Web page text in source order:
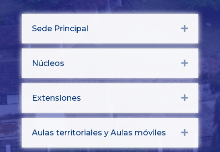
Sede Principal Expand
Núcleos Expand
Extensiones Expand
Aulas territoriales y Aulas móviles Expand